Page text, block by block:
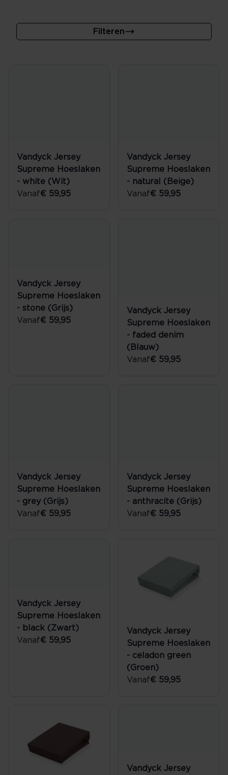
Filteren
Vandyck Jersey
Supreme Hoeslaken
- white (Wit)
Vanaf€ 59,95
Vandyck Jersey
Supreme Hoeslaken
- natural (Beige)
Vanaf€ 59,95
Vandyck Jersey
Supreme Hoeslaken
- stone (Grijs)
Vanaf€ 59,95
Vandyck Jersey
Supreme Hoeslaken
- faded denim
(Blauw)
Vanaf€ 59,95
Vandyck Jersey
Supreme Hoeslaken
- grey (Grijs)
Vanaf€ 59,95
Vandyck Jersey
Supreme Hoeslaken
- anthracite (Grijs)
Vanaf€ 59,95
Vandyck Jersey
Supreme Hoeslaken
- black (Zwart)
Vanaf€ 59,95
Vandyck Jersey
Supreme Hoeslaken
- celadon green
(Groen)
Vanaf€ 59,95
Vandyck Jersey